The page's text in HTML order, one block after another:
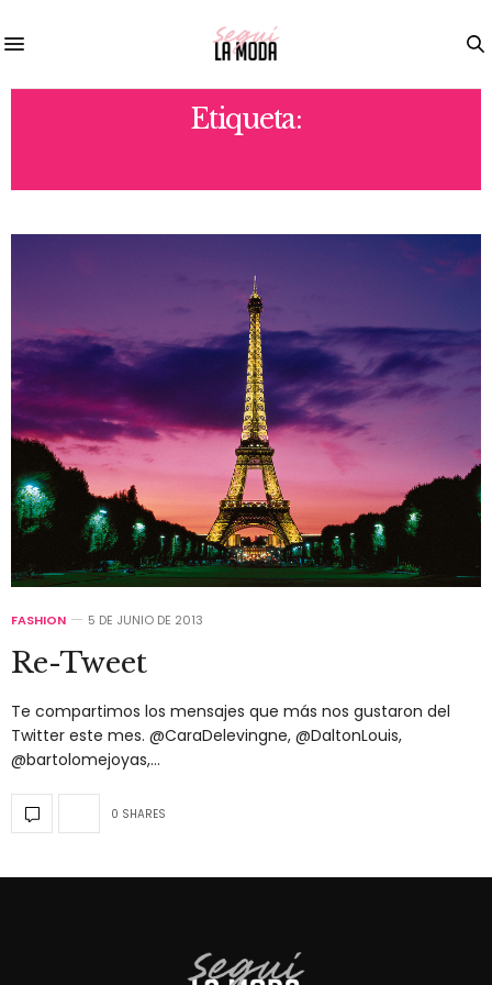
Etiqueta:
FASHION 5 DE JUNIO DE 2013
Re-Tweet
Te compartimos los mensajes que más nos gustaron del
Twitter este mes. @CaraDelevingne, @DaltonLouis,
@bartolomejoyas,…
0 SHARES